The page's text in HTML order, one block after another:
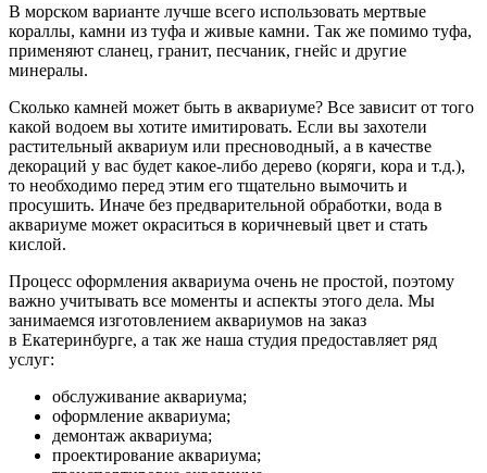
В морском варианте лучше всего использовать мертвые
кораллы, камни из туфа и живые камни. Так же помимо туфа,
применяют сланец, гранит, песчаник, гнейс и другие
минералы.
Сколько камней может быть в аквариуме? Все зависит от того
какой водоем вы хотите имитировать. Если вы захотели
растительный аквариум или пресноводный, а в качестве
декораций у вас будет какое-либо дерево (коряги, кора и т.д.),
то необходимо перед этим его тщательно вымочить и
просушить. Иначе без предварительной обработки, вода в
аквариуме может окраситься в коричневый цвет и стать
кислой.
Процесс оформления аквариума очень не простой, поэтому
важно учитывать все моменты и аспекты этого дела. Мы
занимаемся изготовлением аквариумов на заказ
в Екатеринбурге, а так же наша студия предоставляет ряд
услуг:
обслуживание аквариума;
оформление аквариума;
демонтаж аквариума;
проектирование аквариума;